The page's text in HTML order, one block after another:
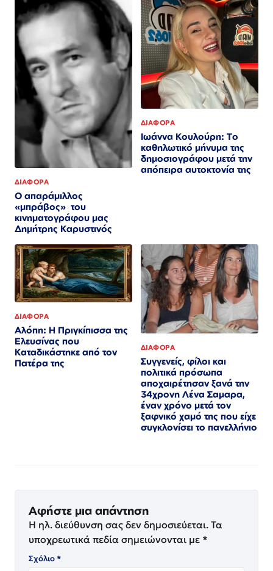
ΔΙΑΦΟΡΑ
Ο απαράμιλλος
«μπράβος» του
κινηματογράφου μας
Δημήτρης Καρυστινός
ΔΙΑΦΟΡΑ
Ιωάννα Κουλούρη: Το
καθηλωτικό μήνυμα της
δημοσιογράφου μετά την
απόπειρα αυτοκτονία της
ΔΙΑΦΟΡΑ
Αλόπη: Η Πριγκίπισσα της
Ελευσίνας που
Καταδικάστηκε από τον
Πατέρα της
ΔΙΑΦΟΡΑ
Συγγενείς, φίλοι και
πολιτικά πρόσωπα
αποχαιρέτησαν ξανά την
34χρονη Λένα Σαμαρα,
έναν χρόνο μετά τον
ξαφνικό χαμό της που είχε
συγκλονίσει το πανελλήνιο
Αφήστε μια απάντηση
Η ηλ. διεύθυνση σας δεν δημοσιεύεται. Τα
υποχρεωτικά πεδία σημειώνονται με *
Σχόλιο*